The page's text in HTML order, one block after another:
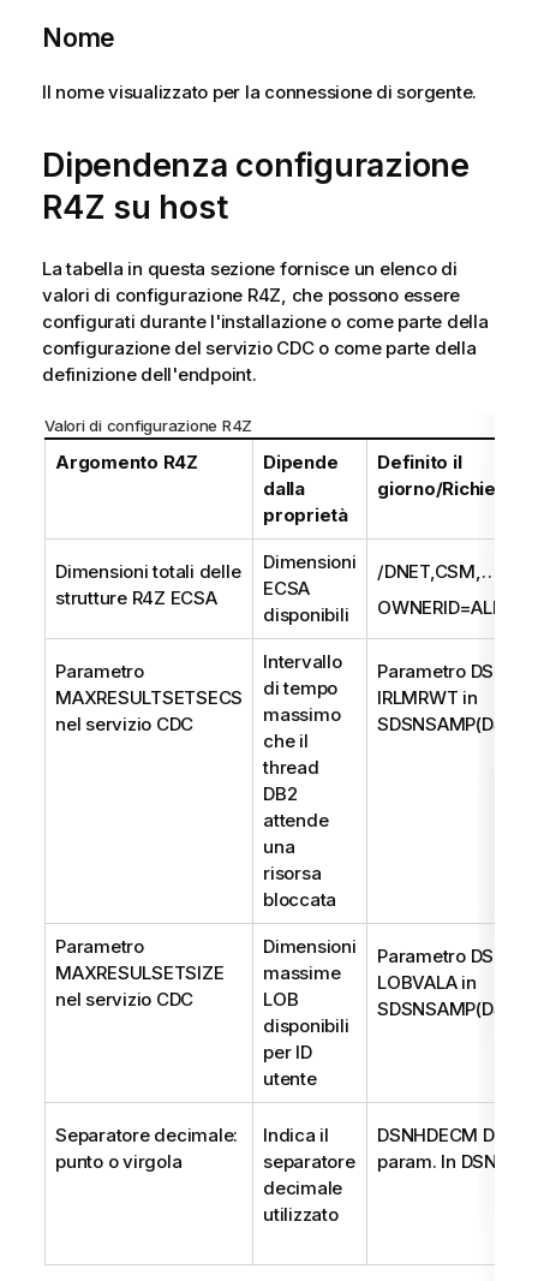
Nome
Il nome visualizzato per la connessione di sorgente.
Dipendenza configurazione
R4Z su host
La tabella in questa sezione fornisce un elenco di
valori di configurazione R4Z, che possono essere
configurati durante l'installazione o come parte della
configurazione del servizio CDC o come parte della
definizione dell'endpoint.
Valori di configurazione R4Z
Argomento R4Z
Dipende
dalla
proprietà
Definito il
giorno/Richiesto
Dimensioni totali delle
strutture R4Z ECSA
Dimensioni
ECSA
disponibili
/DNET,CSM,…
OWNERID=ALL
Parametro
MAXRESULTSETSECS
nel servizio CDC
Intervallo
di tempo
massimo
che il
thread
DB2
attende
una
risorsa
bloccata
Parametro
IRLMRWT in
Parametro
MAXRESULSETSIZE
nel servizio CDC
Dimensioni
massime
LOB
disponibili
per ID
utente
Parametro
LOBVALA in
Separatore decimale:
punto o virgola
Indica il
separatore
decimale
utilizzato
DSNHDECM
param. In